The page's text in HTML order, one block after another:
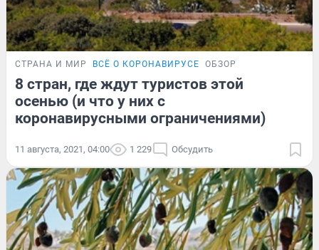
СТРАНА И МИР ВСЁ О КОРОНАВИРУСЕ ОБЗОР
8 стран, где ждут туристов этой
осенью (и что у них с
коронавирусными ограничениями)
11 августа, 2021, 04:00 1 229 Обсудить